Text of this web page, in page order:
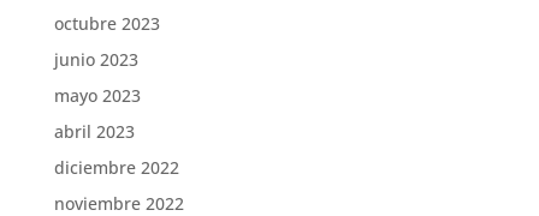
octubre 2023
junio 2023
mayo 2023
abril 2023
diciembre 2022
noviembre 2022